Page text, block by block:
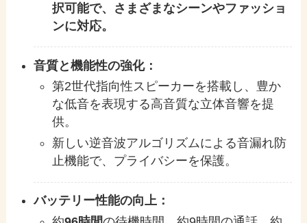
択可能で、さまざまなシーンやファッショ
ンに対応。
音質と機能性の強化：
第2世代指向性スピーカーを搭載し、豊か
な低音を表現する高音質な立体音響を提
供。
新しい逆音波アルゴリズムによる音漏れ防
止機能で、プライバシーを保護。
バッテリー性能の向上：